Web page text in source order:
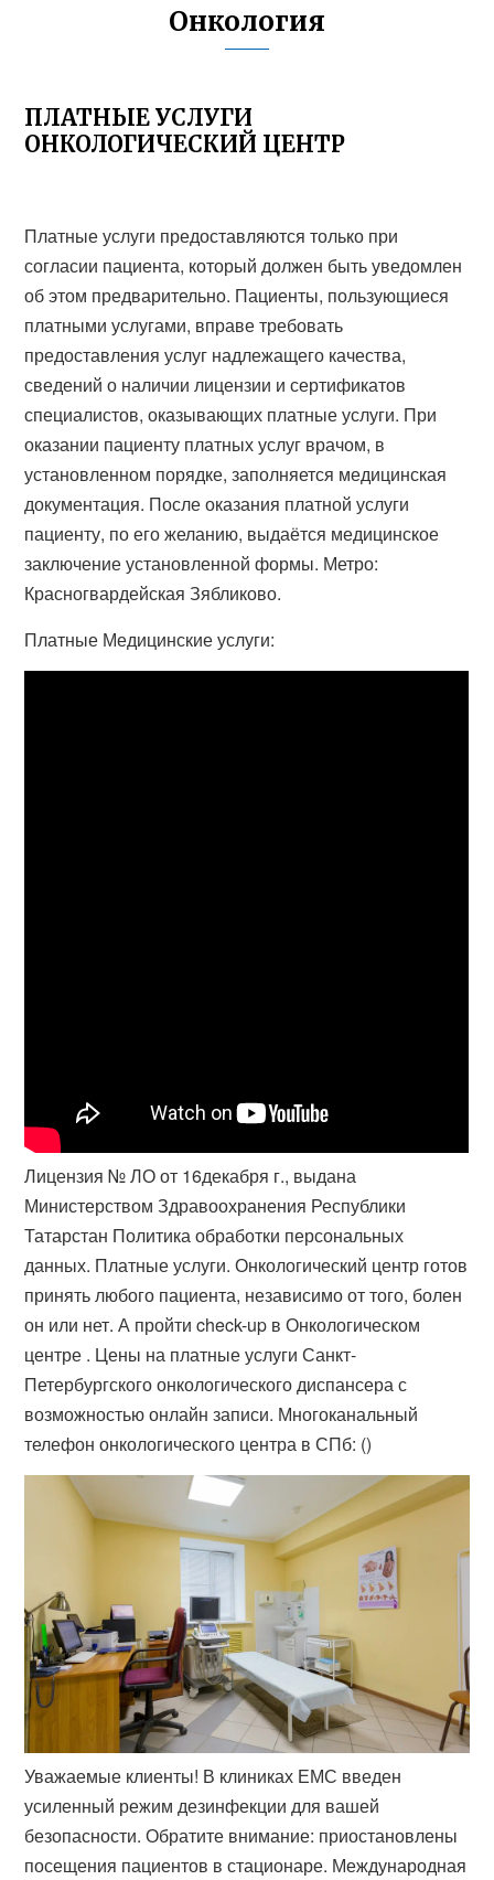
Онкология
ПЛАТНЫЕ УСЛУГИ
ОНКОЛОГИЧЕСКИЙ ЦЕНТР
Платные услуги предоставляются только при
согласии пациента, который должен быть уведомлен
об этом предварительно. Пациенты, пользующиеся
платными услугами, вправе требовать
предоставления услуг надлежащего качества,
сведений о наличии лицензии и сертификатов
специалистов, оказывающих платные услуги. При
оказании пациенту платных услуг врачом, в
установленном порядке, заполняется медицинская
документация. После оказания платной услуги
пациенту, по его желанию, выдаётся медицинское
заключение установленной формы. Метро:
Красногвардейская Зябликово.
Платные Медицинские услуги:
Лицензия № ЛО от 16декабря г., выдана
Министерством Здравоохранения Республики
Татарстан Политика обработки персональных
данных. Платные услуги. Онкологический центр готов
принять любого пациента, независимо от того, болен
он или нет. А пройти check-up в Онкологическом
центре . Цены на платные услуги Санкт-
Петербургского онкологического диспансера с
возможностью онлайн записи. Многоканальный
телефон онкологического центра в СПб: ()
Уважаемые клиенты! В клиниках ЕМС введен
усиленный режим дезинфекции для вашей
безопасности. Обратите внимание: приостановлены
посещения пациентов в стационаре. Международная